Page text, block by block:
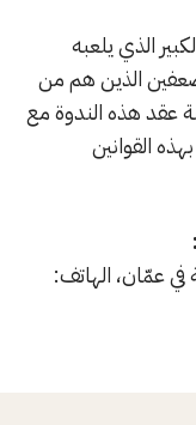
الذي يلعبه
الذين هم من
عقد هذه الندوة مع
القوانين
في عمّان، الهاتف: